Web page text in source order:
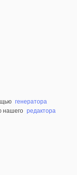
генератора
нашего редактора